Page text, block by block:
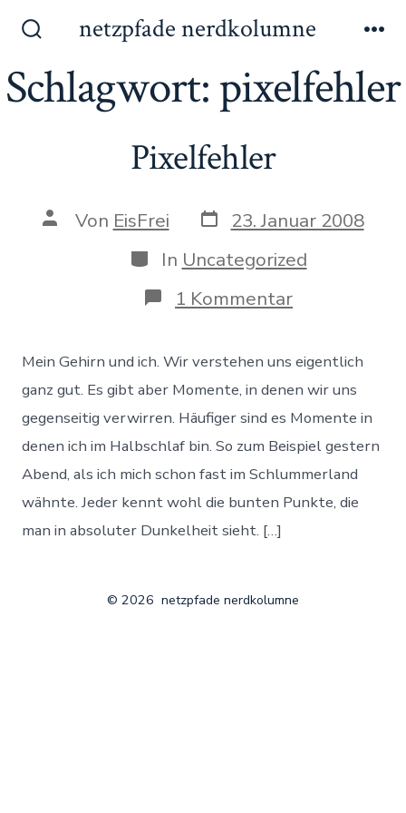
Inhalt
springenein-/ausblenden
netzpfade nerdkolumne
Schlagwort:pixelfehler
Pixelfehler
AutorVon EisFrei Datum
des
Beitrags
23. Januar 2008
Kategorien
In Uncategorized
1 Kommentarzu
Pixelfehler
Mein Gehirn und ich. Wir verstehen uns eigentlich
ganz gut. Es gibt aber Momente, in denen wir uns
gegenseitig verwirren. Häufiger sind es Momente in
denen ich im Halbschlaf bin. So zum Beispiel gestern
Abend, als ich mich schon fast im Schlummerland
wähnte. Jeder kennt wohl die bunten Punkte, die
man in absoluter Dunkelheit sieht. […]
© 2026 netzpfade nerdkolumne